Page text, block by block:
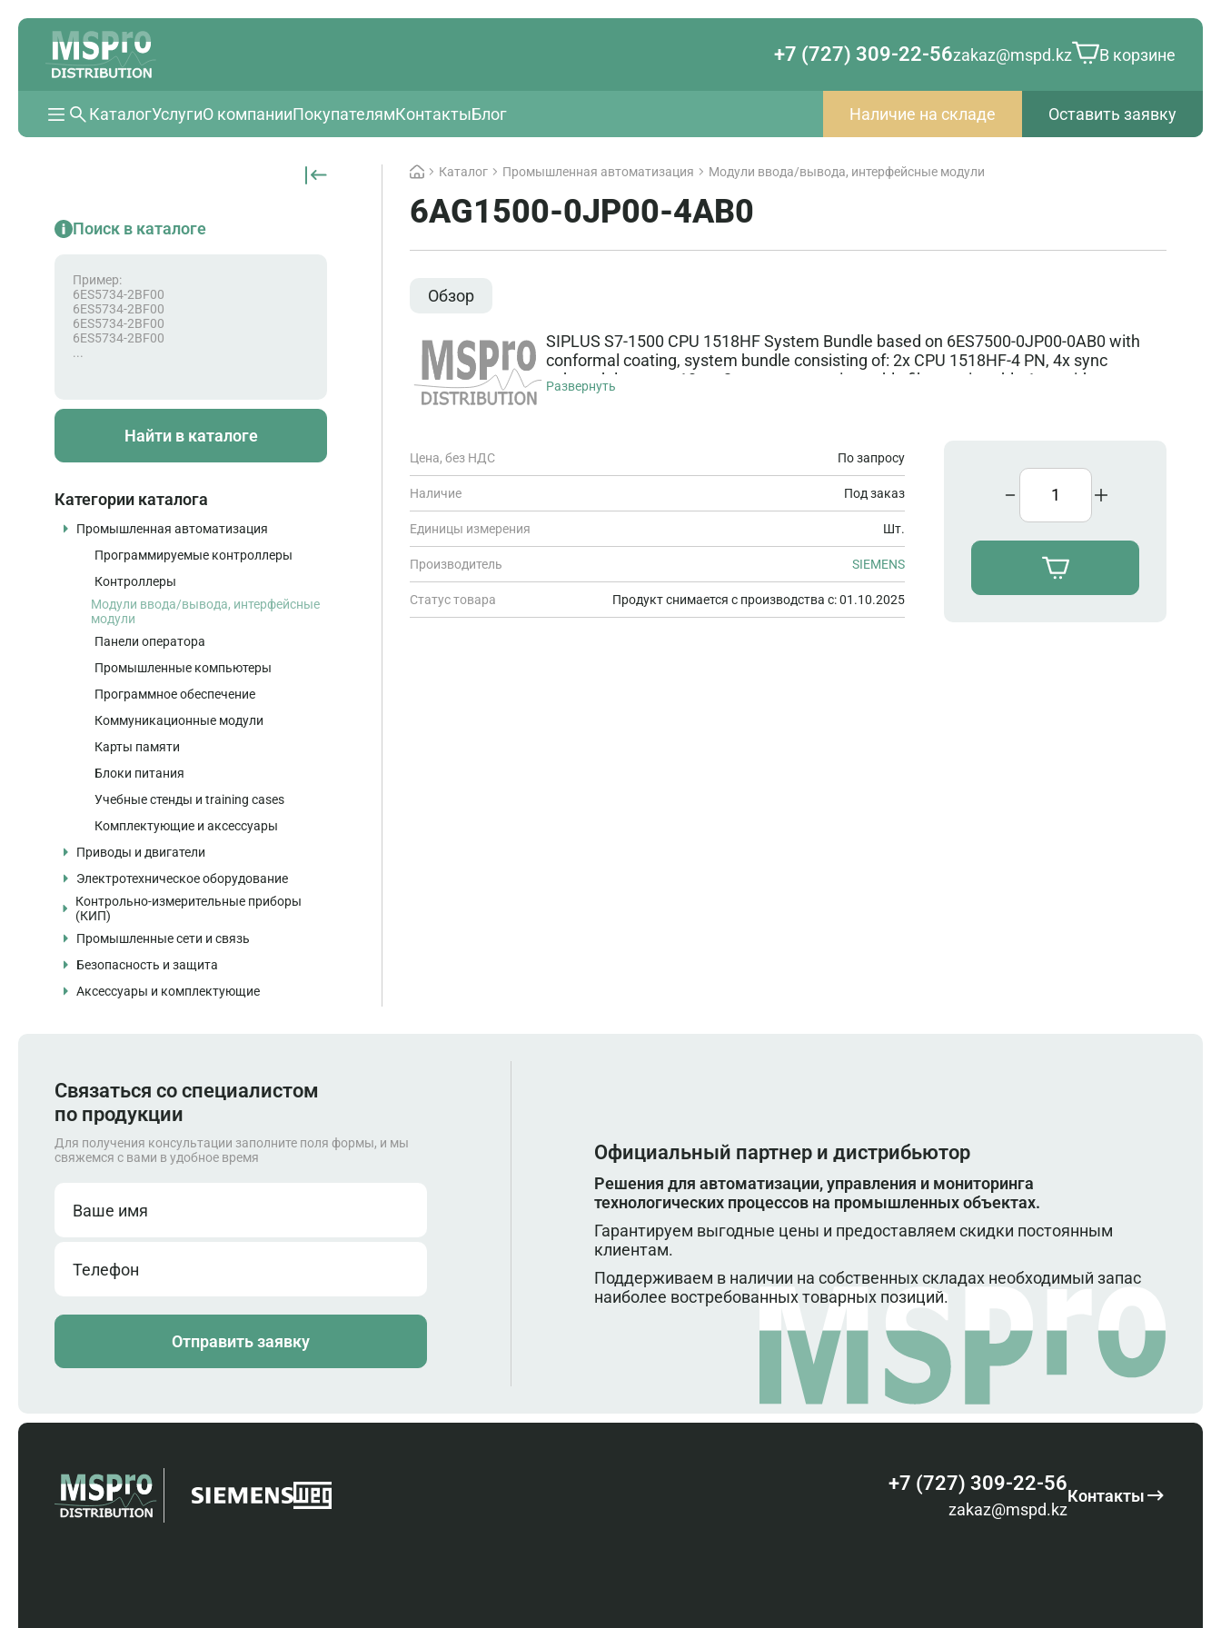
+7 (727) 309-22-56zakaz@mspd.kz В корзине
КаталогУслугиО компанииПокупателямКонтактыБлог Наличие на складе Оставить заявку
Поиск в каталоге
Пример:
6ES5734-2BF00
6ES5734-2BF00
6ES5734-2BF00
6ES5734-2BF00
...
Найти в каталоге
Категории каталога
Промышленная автоматизация
Программируемые контроллеры
Контроллеры
Модули ввода/вывода, интерфейсные
модули
Панели оператора
Промышленные компьютеры
Программное обеспечение
Коммуникационные модули
Карты памяти
Блоки питания
Учебные стенды и training cases
Комплектующие и аксессуары
Приводы и двигатели
Частотные преобразователи
Устройства плавного пуска
Электротехническое оборудование
Автоматические выключатели
Контрольно-измерительные приборы
(КИП)
Датчики давления
Датчики температуры
Датчики уровня
Промышленные сети и связь
Промышленные коммутаторы
Маршрутизаторы
Безопасность и защита
Системы безопасности
Аксессуары и комплектующие
Каталог Промышленная автоматизация Модули ввода/вывода, интерфейсные модули
6AG1500-0JP00-4AB0
Обзор
SIPLUS S7-1500 CPU 1518HF System Bundle based on 6ES7500-0JP00-0AB0 with
conformal coating, system bundle consisting of: 2x CPU 1518HF-4 PN, 4x sync
submodules up to 10 m. 2x sync connecting cable fiber-optic cable 1 m, without
memory card
Развернуть
Цена, без НДС По запросу
Наличие Под заказ
Единицы измерения Шт.
Производитель SIEMENS
Статус товара Продукт снимается с производства с: 01.10.2025
Связаться со специалистом
по продукции
Для получения консультации заполните поля формы, и мы
свяжемся с вами в удобное время
Ваше имя
Телефон
Отправить заявку
Официальный партнер и дистрибьютор
Решения для автоматизации, управления и мониторинга
технологических процессов на промышленных объектах.
Гарантируем выгодные цены и предоставляем скидки постоянным
клиентам.
Поддерживаем в наличии на собственных складах необходимый запас
наиболее востребованных товарных позиций.
+7 (727) 309-22-56
zakaz@mspd.kz
Контакты